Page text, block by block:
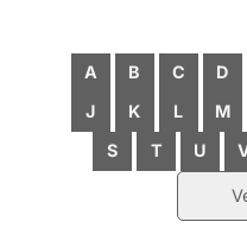
A B C D
J
K L M
S
T U